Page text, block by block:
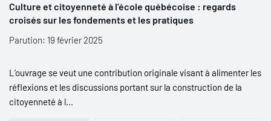
Culture et citoyenneté à l’école québécoise : regards
croisés sur les fondements et les pratiques
Parution: 19 février 2025
L’ouvrage se veut une contribution originale visant à alimenter les
réflexions et les discussions portant sur la construction de la
citoyenneté à l...